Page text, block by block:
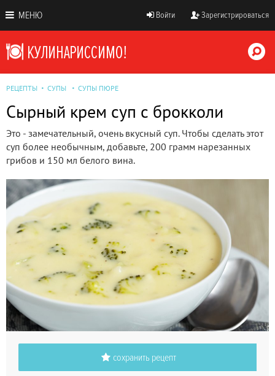
МЕНЮ Войти Зарегистрироваться
РЕЦЕПТЫ СУПЫ СУПЫ ПЮРЕ
Сырный крем суп с брокколи
Это - замечательный, очень вкусный суп. Чтобы сделать этот
суп более необычным, добавьте, 200 грамм нарезанных
грибов и 150 мл белого вина.
сохранить рецепт